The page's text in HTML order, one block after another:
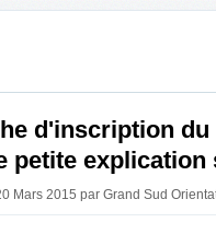
d'inscription du
petite
Mars 2015 par Grand Sud